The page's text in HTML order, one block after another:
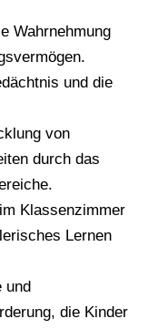
Wahrnehmung
und die
von
durch das
Klassenzimmer
Lernen
und
die Kinder